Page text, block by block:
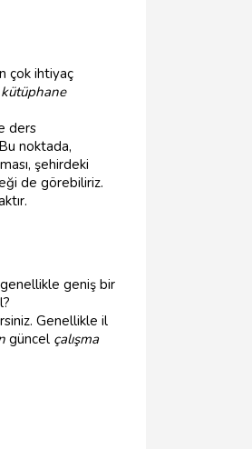
çok ihtiyaç
ders
noktada,
şehirdeki
de görebiliriz.
geniş bir
Genellikle il
güncel çalışma